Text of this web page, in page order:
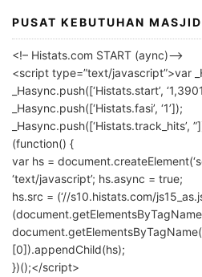
PUSAT KEBUTUHAN MASJID
<!– Histats.com START (aync)–>
<script type=”text/javascript”>var
_Hasync.push([‘Histats.start’,
_Hasync.push([‘Histats.fasi’, ‘1’]);
_Hasync.push([‘Histats.track_hits’,
(function() {
var hs =
‘text/javascript’; hs.async = true;
hs.src = (‘//s10.histats.com/
[0]).appendChild(hs);
})();</script>